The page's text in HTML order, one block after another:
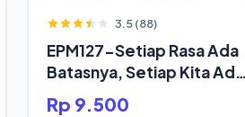
3.5 (88)
EPM127-Setiap Rasa Ada
Batasnya, Setiap Kita Ada
Jodoh
Rp 9.500